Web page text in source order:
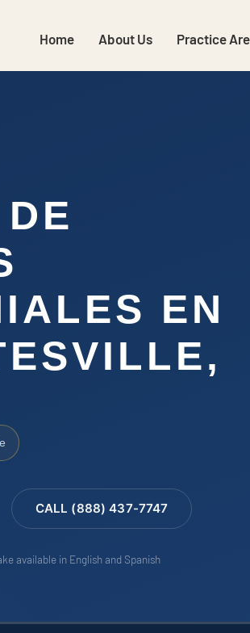
Home About Us Practice
EN
CALL (888) 437-7747
available in English and Spanish